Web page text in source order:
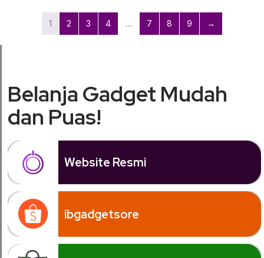
1 2 3 4 … 7 8 9 →
Belanja Gadget Mudah
dan Puas!
Website Resmi
ibgadgetsore